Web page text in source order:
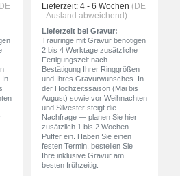
In
Lieferzeit: 4 - 6 Wochen (DE
- Ausland abweichend)
Lieferzeit bei Gravur:
Trauringe mit Gravur benötigen
2 bis 4 Werktage zusätzliche
Fertigungszeit nach
Bestätigung Ihrer Ringgrößen
und Ihres Gravurwunsches. In
der Hochzeitssaison (Mai bis
August) sowie vor Weihnachten
und Silvester steigt die
Nachfrage — planen Sie hier
zusätzlich 1 bis 2 Wochen
Puffer ein. Haben Sie einen
festen Termin, bestellen Sie
Ihre inklusive Gravur am
besten frühzeitig.